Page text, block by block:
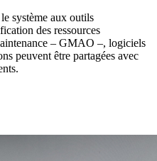
système aux outils
des ressources
– GMAO –, logiciels
peuvent être partagées avec